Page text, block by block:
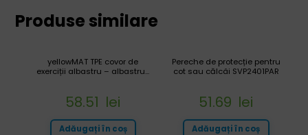
Produse similare
Pereche de protecție pentru
cot sau călcâi SVP2401PAR
51.69 lei
Adăugați în coș
yellowMAT TPE covor de
exerciții albastru – albastru...
58.51 lei
Adăugați în coș